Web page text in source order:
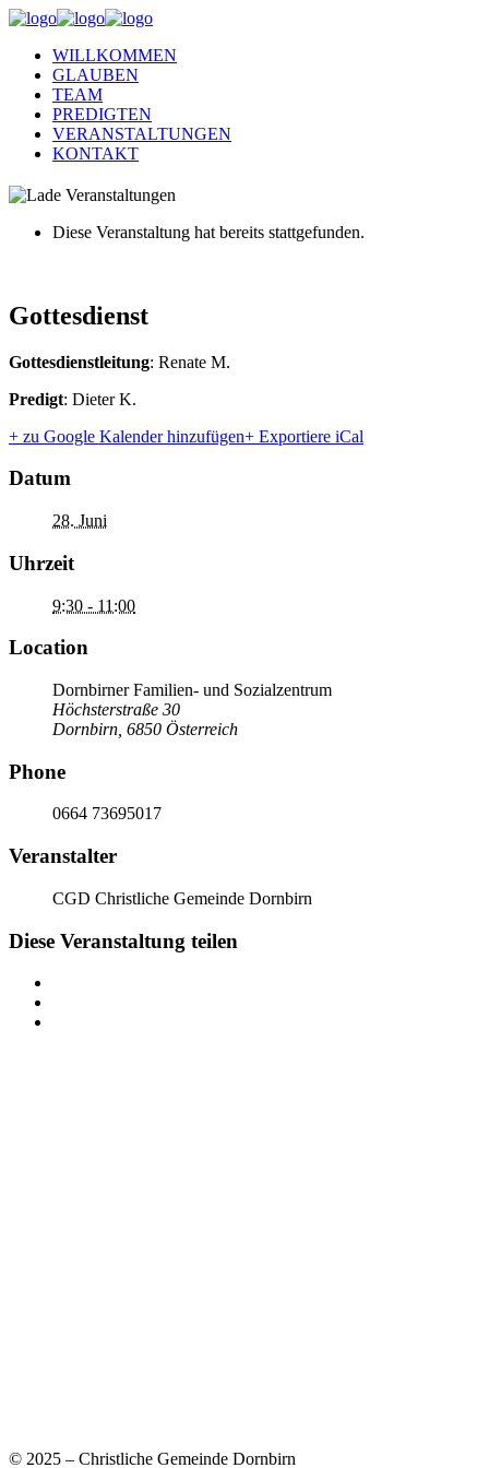
WILLKOMMEN
GLAUBEN
TEAM
PREDIGTEN
VERANSTALTUNGEN
KONTAKT
Diese Veranstaltung hat bereits stattgefunden.
Gottesdienst
Gottesdienstleitung: Renate M.
Predigt: Dieter K.
+ zu Google Kalender hinzufügen+ Exportiere iCal
Datum
28. Juni
Uhrzeit
9:30 - 11:00
Location
Dornbirner Familien- und Sozialzentrum
Höchsterstraße 30
Dornbirn 6850 Österreich
Phone
0664 73695017
Veranstalter
CGD Christliche Gemeinde Dornbirn
Diese Veranstaltung teilen
© 2025 – Christliche Gemeinde Dornbirn